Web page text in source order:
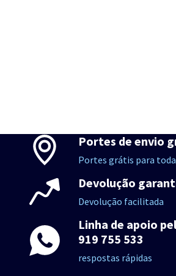
Portes de envio
Portes grátis para
Devolução
Devolução facilitada
Linha de apoio
919 755 533
respostas rápidas